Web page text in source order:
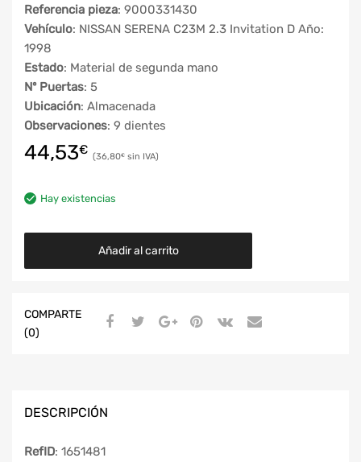
Referencia pieza: 9000331430
Vehículo: NISSAN SERENA C23M 2.3 Invitation D Año:
1998
Estado: Material de segunda mano
Nº Puertas: 5
Ubicación: Almacenada
Observaciones: 9 dientes
44,53€ 36,80€
Hay existencias
Añadir al carrito
COMPARTE
(0)
DESCRIPCIÓN
RefID: 1651481